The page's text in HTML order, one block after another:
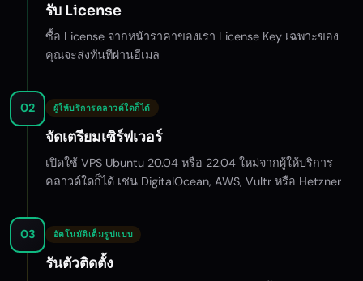
รับ License
ซื้อ License จากหน้าราคาของเรา License Key เฉพาะของ
คุณจะส่งทันทีผ่านอีเมล
02 ผู้ให้บริการคลาวด์ใดก็ได้
จัดเตรียมเซิร์ฟเวอร์
เปิดใช้ VPS Ubuntu 20.04 หรือ 22.04 ใหม่จากผู้ให้บริการ
คลาวด์ใดก็ได้ เช่น DigitalOcean, AWS, Vultr หรือ Hetzner
03 อัตโนมัติเต็มรูปแบบ
รันตัวติดตั้ง